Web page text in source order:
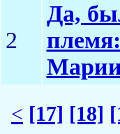
2
Да,
< [17] [18]